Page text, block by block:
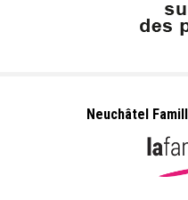
Neuchâtel